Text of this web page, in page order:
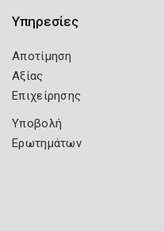
Υπηρεσίες
Αποτίμηση
Αξίας
Επιχείρησης
Υποβολή
Ερωτημάτων